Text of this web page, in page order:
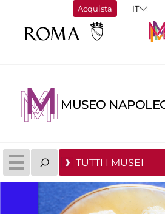
Acquista
MUSEO
TUTTI I MUSEI